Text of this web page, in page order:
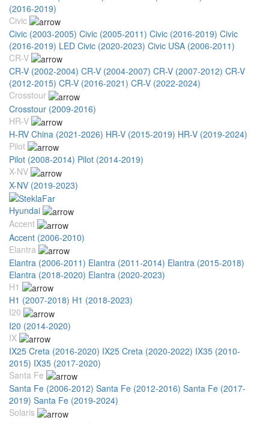
(2016-2019)
Civic
Civic (2003-2005) Civic (2005-2011) Civic (2016-2019) Civic
(2016-2019) LED Civic (2020-2023) Civic USA (2006-2011)
CR-V
CR-V (2002-2004) CR-V (2004-2007) CR-V (2007-2012) CR-V
(2012-2015) CR-V (2016-2021) CR-V (2022-2024)
Crosstour
Crosstour (2009-2016)
HR-V
H-RV China (2021-2026) HR-V (2015-2019) HR-V (2019-2024)
Pilot
Pilot (2008-2014) Pilot (2014-2019)
X-NV
X-NV (2019-2023)
Hyundai
Accent
Accent (2006-2010)
Elantra
Elantra (2006-2011) Elantra (2011-2014) Elantra (2015-2018)
Elantra (2018-2020) Elantra (2020-2023)
H1
H1 (2007-2018) H1 (2018-2023)
I20
I20 (2014-2020)
IX
IX25 Creta (2016-2020) IX25 Creta (2020-2022) IX35 (2010-
2015) IX35 (2017-2020)
Santa Fe
Santa Fe (2006-2012) Santa Fe (2012-2016) Santa Fe (2017-
2019) Santa Fe (2019-2024)
Solaris